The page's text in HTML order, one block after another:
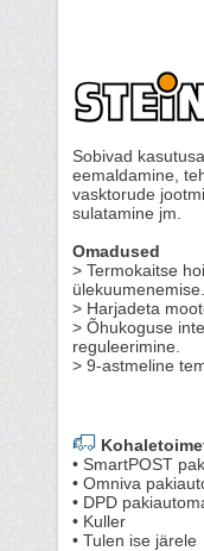
Sobivad
eemaldamine,
vasktorude
sulatamine jm.
Omadused
> Termokaitse
ülekuumenemise.
> Harjadeta
> Õhukoguse
reguleerimine.
> 9-astmeline
• SmartPOST
• Omniva
• DPD
• Kuller
• Tulen ise järele